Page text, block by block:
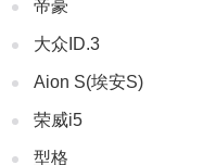
帝豪
大众ID.3
Aion S(埃安S)
荣威i5
型格